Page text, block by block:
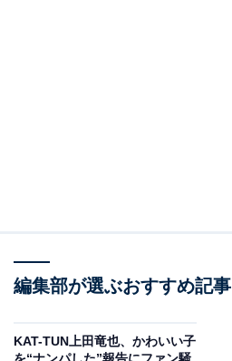
編集部が選ぶおすすめ記事
KAT-TUN上田竜也、かわいい子
を“ナンパした”報告にファン騒